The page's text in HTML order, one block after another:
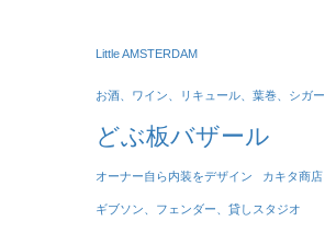
Little AMSTERDAM
お酒、ワイン、リキュール、葉巻、シガー
どぶ板バザール
オーナー自ら内装をデザイン カキタ商店
ギブソン、フェンダー、貸しスタジオ